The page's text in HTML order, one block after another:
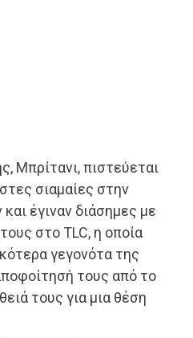
Μπρίτανι, πιστεύεται
σιαμαίες στην
έγιναν διάσημες με
στο TLC, η οποία
γεγονότα της
τους από το
τους για μια θέση